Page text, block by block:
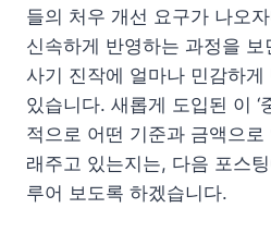
들의 처우 개선 요구가 나오
신속하게 반영하는 과정을
사기 진작에 얼마나 민감하
있습니다. 새롭게 도입된 이 ‘
적으로 어떤 기준과 금액으
래주고 있는지는, 다음 포스
루어 보도록 하겠습니다.